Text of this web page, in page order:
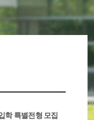
학 특별전형 모집